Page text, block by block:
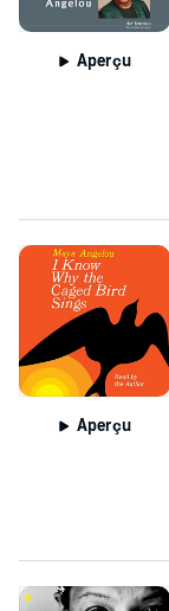
Aperçu
Aperçu